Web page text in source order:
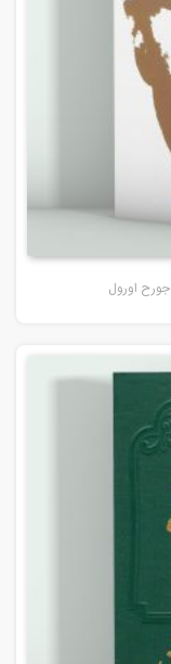
جورح اورول